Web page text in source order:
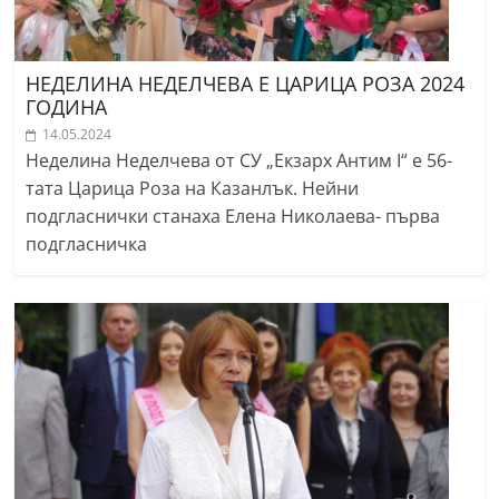
НЕДЕЛИНА НЕДЕЛЧЕВА Е ЦАРИЦА РОЗА 2024
ГОДИНА
14.05.2024
Неделина Неделчева от СУ „Екзарх Антим I“ е 56-
тата Царица Роза на Казанлък. Нейни
подгласнички станахa Елена Николаева- първа
подгласничка